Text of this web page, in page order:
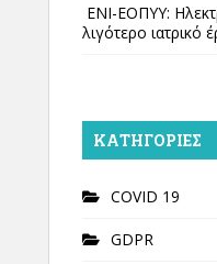
ΕΝΙ-ΕΟΠΥΥ:
λιγότερο ιατρικό
KΑΤΗΓΟΡΊΕΣ
COVID 19
GDPR